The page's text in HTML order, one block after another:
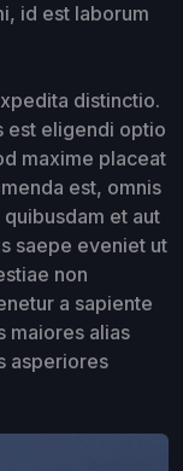
id est laborum
distinctio.
est eligendi optio
maxime placeat
est, omnis
et aut
saepe eveniet ut
non
a sapiente
maiores alias
asperiores